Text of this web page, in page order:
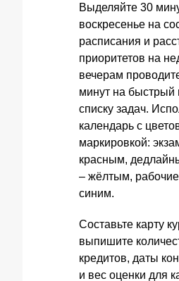
Выделяйте 30
воскресенье на
расписания и
приоритетов на
вечерам
минут на быстрый
списку задач.
календарь с
маркировкой:
красным,
– жёлтым,
синим.
Составьте карту
выпишите
кредитов, даты
и вес оценки для